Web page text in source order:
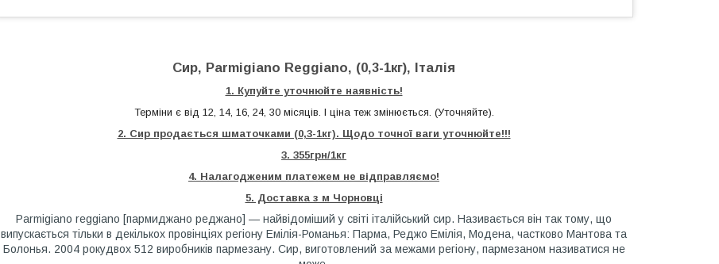
Сир, Parmigiano Reggiano, (0,3-1кг), Італія
1. Купуйте уточнюйте наявність!
Терміни є від 12, 14, 16, 24, 30 місяців. І ціна теж змінюється. (Уточняйте).
2. Сир продається шматочками (0,3-1кг). Щодо точної ваги уточнюйте!!!
3. 355грн/1кг
4. Налагодженим платежем не відправляємо!
5. Доставка з м Чорновці
Parmigiano reggiano [пармиджано реджано] — найвідоміший у світі італійський сир. Називається він так тому, що
випускається тільки в декількох провінціях регіону Емілія-Романья: Парма, Реджо Емілія, Модена, частково Мантова та
Болонья. 2004 рокудвох 512 виробників пармезану. Сир, виготовлений за межами регіону, пармезаном називатися не